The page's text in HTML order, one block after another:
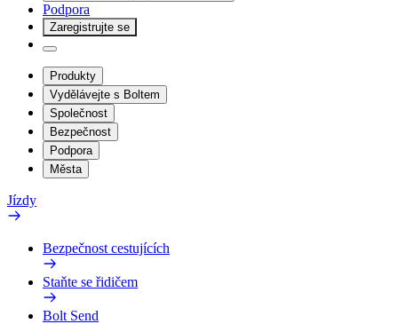
Podpora
Zaregistrujte se
Produkty
Vydělávejte s Boltem
Společnost
Bezpečnost
Podpora
Města
Jízdy
Bezpečnost cestujících
Staňte se řidičem
Bolt Send